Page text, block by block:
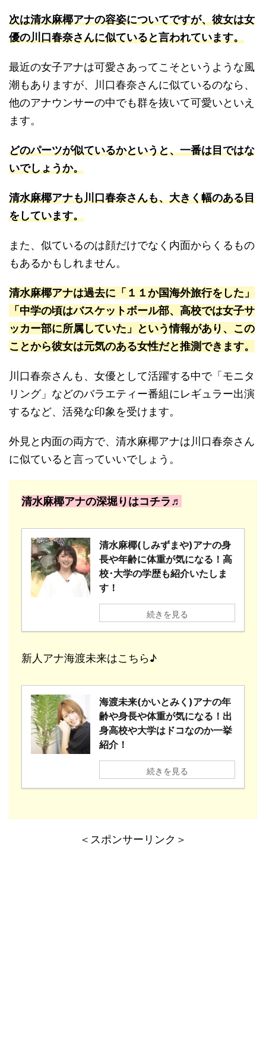
次は清水麻椰アナの容姿についてですが、彼女は女
優の川口春奈さんに似ていると言われています。
最近の女子アナは可愛さあってこそというような風
潮もありますが、川口春奈さんに似ているのなら、
他のアナウンサーの中でも群を抜いて可愛いといえ
ます。
どのパーツが似ているかというと、一番は目ではな
いでしょうか。
清水麻椰アナも川口春奈さんも、大きく幅のある目
をしています。
また、似ているのは顔だけでなく内面からくるもの
もあるかもしれません。
清水麻椰アナは過去に「１１か国海外旅行をした」
「中学の頃はバスケットボール部、高校では女子サ
ッカー部に所属していた」という情報があり、この
ことから彼女は元気のある女性だと推測できます。
川口春奈さんも、女優として活躍する中で「モニタ
リング」などのバラエティー番組にレギュラー出演
するなど、活発な印象を受けます。
外見と内面の両方で、清水麻椰アナは川口春奈さん
に似ていると言っていいでしょう。
清水麻椰アナの深堀りはコチラ♬
清水麻椰(しみずまや)アナの身
長や年齢に体重が気になる！高
校･大学の学歴も紹介いたしま
す！
続きを見る
新人アナ海渡未来はこちら♪
海渡未来(かいとみく)アナの年
齢や身長や体重が気になる！出
身高校や大学はドコなのか一挙
紹介！
続きを見る
＜スポンサーリンク＞